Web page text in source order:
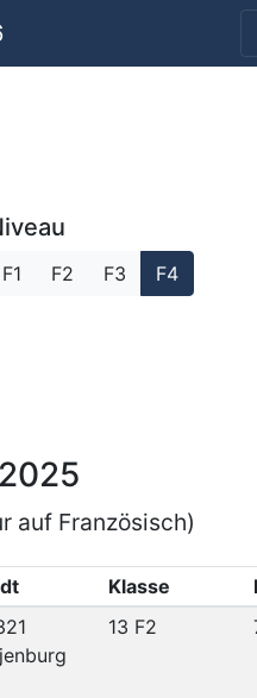
F1 F2 F3 F4
auf Französisch)
Klasse
13 F2